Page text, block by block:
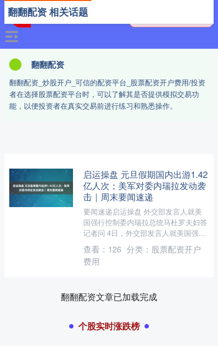
翻翻配资
翻翻配资_炒股开户_可信的配资平台_股票配资开户费用/投资
者在选择股票配资平台时，可以了解其是否提供模拟交易功
能，以便投资者在真实交易前进行练习和熟悉操作。
翻翻配资 相关话题
启运操盘 元旦假期国内出游1.42
亿人次；美军对委内瑞拉发动袭
击｜周末要闻速递
要闻速递启运操盘 外交部发言人就美
国强行控制委内瑞拉总统马杜罗夫妇答
记者问 4日，外交部发言人就美国强行
控制委内瑞拉总统马杜罗夫妇答记者
问。问：据报道，1月3日....
查看： 126 分类： 股票配资开户
费用
翻翻配资文章已加载完成
个股实时涨跌榜